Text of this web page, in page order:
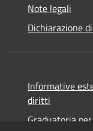
Note legali
Dichiarazione
Informative
diritti
Graduatoria